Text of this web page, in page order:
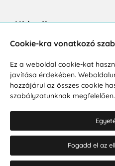
Hírlevél
Hozzájárulok a személyes
Személyes adatok védelmére
Cookie-kra vonatkozó
Ez a weboldal cookie-kat
javítása érdekében.
hozzájárul az összes cookie
szabályzatunknak megfelelően.
Fogadd el az